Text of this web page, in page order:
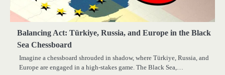
Balancing Act: Türkiye, Russia, and Europe in the Black
Sea Chessboard
Imagine a chessboard shrouded in shadow, where Türkiye, Russia, and
Europe are engaged in a high-stakes game. The Black Sea,…